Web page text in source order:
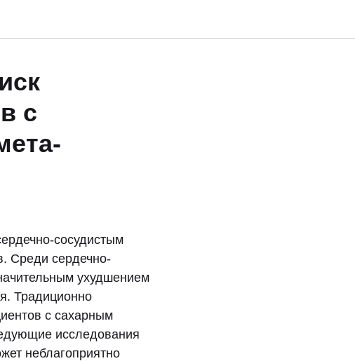
с
сосудистым
Среди сердечно-
ухудшением
Традиционно
с сахарным
исследования
неблагоприятно